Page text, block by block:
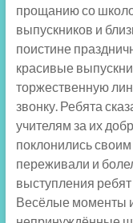
прощанию со
выпускников и
поистине
красивые
торжественную
звонку. Ребята
учителям за их
поклонились
переживали и
выступления
Весёлые моменты